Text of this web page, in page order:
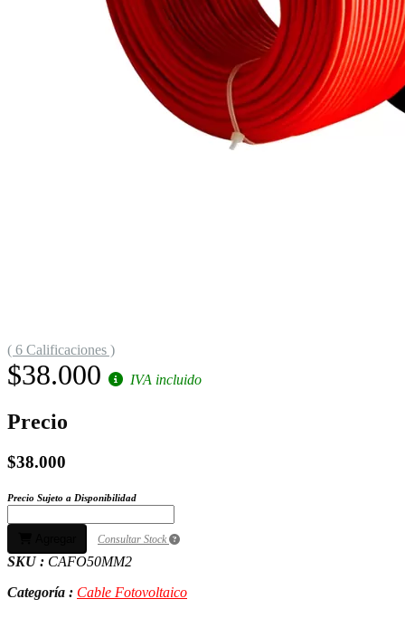
( 6 Calificaciones )
$38.000 IVA incluido
Precio
$38.000
Precio Sujeto a Disponibilidad
Consultar Stock
SKU : CAFO50MM2
Categoría : Cable Fotovoltaico